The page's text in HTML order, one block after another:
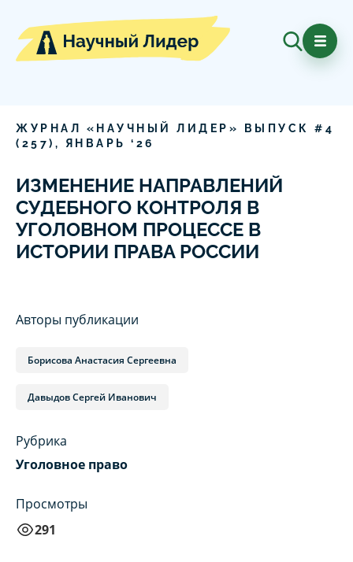
ЖУРНАЛ «НАУЧНЫЙ ЛИДЕР» ВЫПУСК # 4
( 257), ЯНВАРЬ ‘ 26
ИЗМЕНЕНИЕ НАПРАВЛЕНИЙ
СУДЕБНОГО КОНТРОЛЯ В
УГОЛОВНОМ ПРОЦЕССЕ В
ИСТОРИИ ПРАВА РОССИИ
Авторы публикации
Борисова Анастасия Сергеевна
Давыдов Сергей Иванович
Рубрика
Уголовное право
Просмотры
291